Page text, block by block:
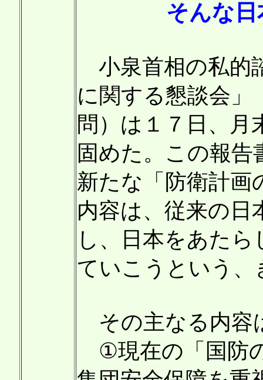
そんな日本
小泉首相の私的
に関する懇談会」
問）は１７日、月
固めた。この報
新たな「防衛計画
内容は、従来の日
し、日本をあた
ていこうという、
その主なる内容
①現在の「国防